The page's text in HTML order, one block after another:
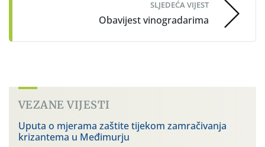
SLJEDEĆA VIJEST
Obavijest vinogradarima
VEZANE VIJESTI
Uputa o mjerama zaštite tijekom zamračivanja
krizantema u Međimurju